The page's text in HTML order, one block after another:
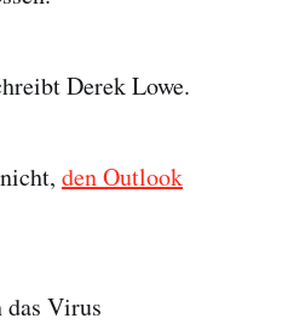
Derek Lowe.
den Outlook
das Virus